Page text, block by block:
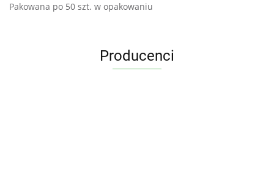
Pakowana po 50 szt. w opakowaniu
Producenci